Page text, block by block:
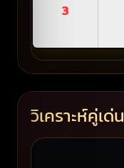
3
วิเคราะห์คู่เ